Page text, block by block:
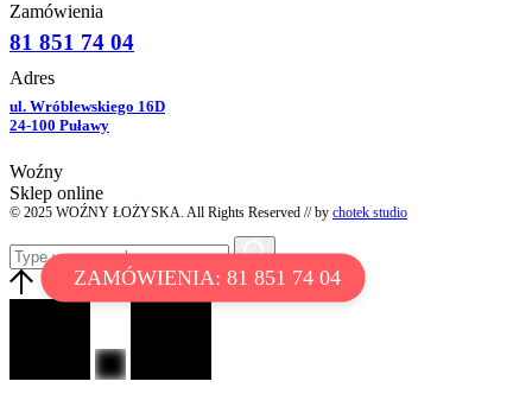
ZAMÓWIENIA: 81 851 74 04
Zamówienia
81 851 74 04
Adres
ul. Wróblewskiego 16D
24-100 Puławy
Woźny
Sklep online
© 2025 WOŹNY ŁOŻYSKA. All Rights Reserved // by chotek studio